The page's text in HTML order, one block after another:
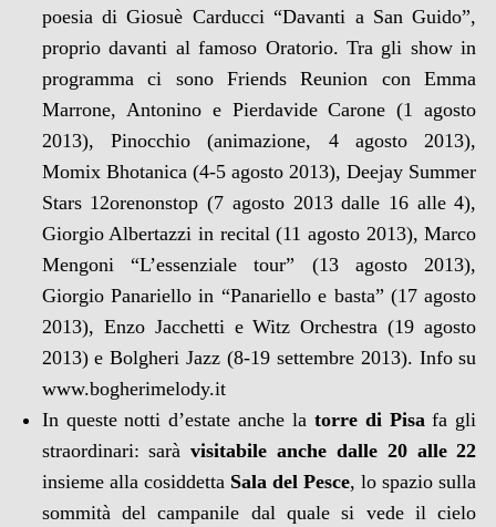
poesia di Giosuè Carducci “Davanti a San Guido”,
proprio davanti al famoso Oratorio. Tra gli show in
programma ci sono Friends Reunion con Emma
Marrone, Antonino e Pierdavide Carone (1 agosto
2013), Pinocchio (animazione, 4 agosto 2013),
Momix Bhotanica (4-5 agosto 2013), Deejay Summer
Stars 12orenonstop (7 agosto 2013 dalle 16 alle 4),
Giorgio Albertazzi in recital (11 agosto 2013), Marco
Mengoni “L’essenziale tour” (13 agosto 2013),
Giorgio Panariello in “Panariello e basta” (17 agosto
2013), Enzo Jacchetti e Witz Orchestra (19 agosto
2013) e Bolgheri Jazz (8-19 settembre 2013). Info su
www.bogherimelody.it
In queste notti d’estate anche la torre di Pisafa gli
straordinari: saràvisitabile anche dalle 20 alle 22
insieme alla cosiddetta Sala del Pesce, lo spazio sulla
sommità del campanile dal quale si vede il cielo